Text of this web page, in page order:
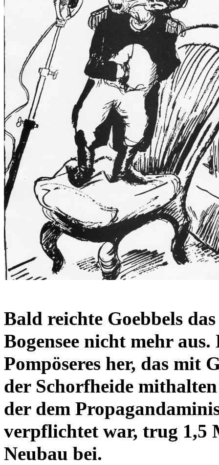
Bald reichte Goebbels
Bogensee nicht mehr aus.
Pompöseres her, das
der Schorfheide
der dem
verpflichtet war, trug 1,5
Neubau bei.